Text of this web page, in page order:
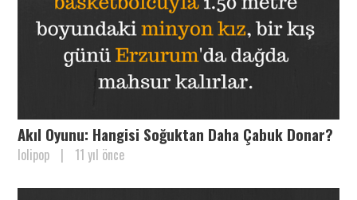
Akıl Oyunu: Hangisi Soğuktan Daha Çabuk Donar?
lolipop | 11 yıl önce